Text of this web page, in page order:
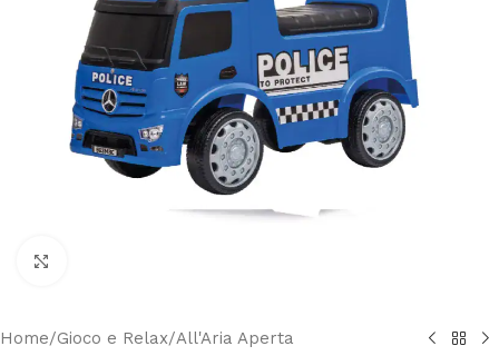
Home/Gioco e Relax/All'Aria Aperta